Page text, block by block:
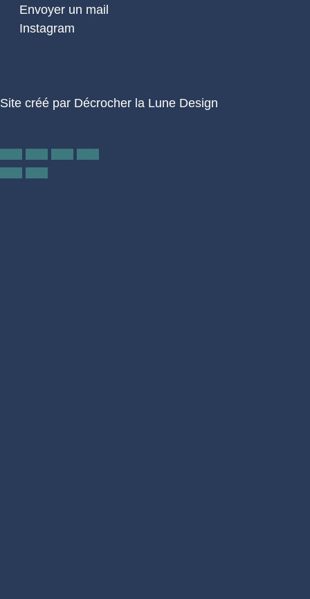
Envoyer un mail
Instagram
Site créé par Décrocher la Lune Design